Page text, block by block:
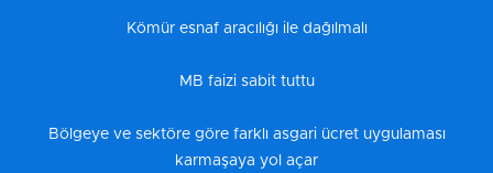
Kömür esnaf aracılığı ile dağılmalı
MB faizi sabit tuttu
Bölgeye ve sektöre göre farklı asgari ücret uygulaması
karmaşaya yol açar